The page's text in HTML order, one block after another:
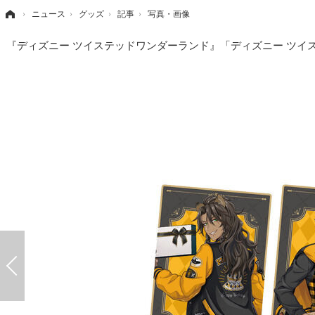
› ニュース › グッズ › 記事 › 写真・画像
『ディズニー ツイステッドワンダーランド』「ディズニー ツ